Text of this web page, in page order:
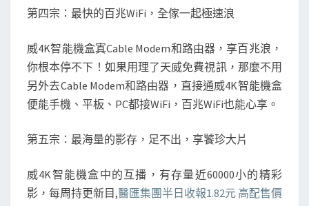
第四宗：最快的百兆WiFi，全傢一起極速浪
威4K智能機盒寘Cable Modem和路由器，享百兆浪，
你根本停不下！如果用理了天威免費視訊，那麼不用
另外去Cable Modem和路由器，直接通威4K智能機盒
便能手機、平板、PC都接WiFi，百兆WiFi也能心享。
第五宗：最海量的影存，足不出，享饕珍大片
威4K智能機盒中的互播，有存量近60000小的精彩
影，每周持更新目,醫匯集團半日收報1.82元 高配售價